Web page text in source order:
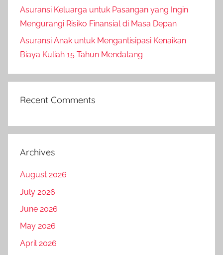
Asuransi Keluarga untuk Pasangan yang Ingin
Mengurangi Risiko Finansial di Masa Depan
Asuransi Anak untuk Mengantisipasi Kenaikan
Biaya Kuliah 15 Tahun Mendatang
Recent Comments
Archives
August 2026
July 2026
June 2026
May 2026
April 2026